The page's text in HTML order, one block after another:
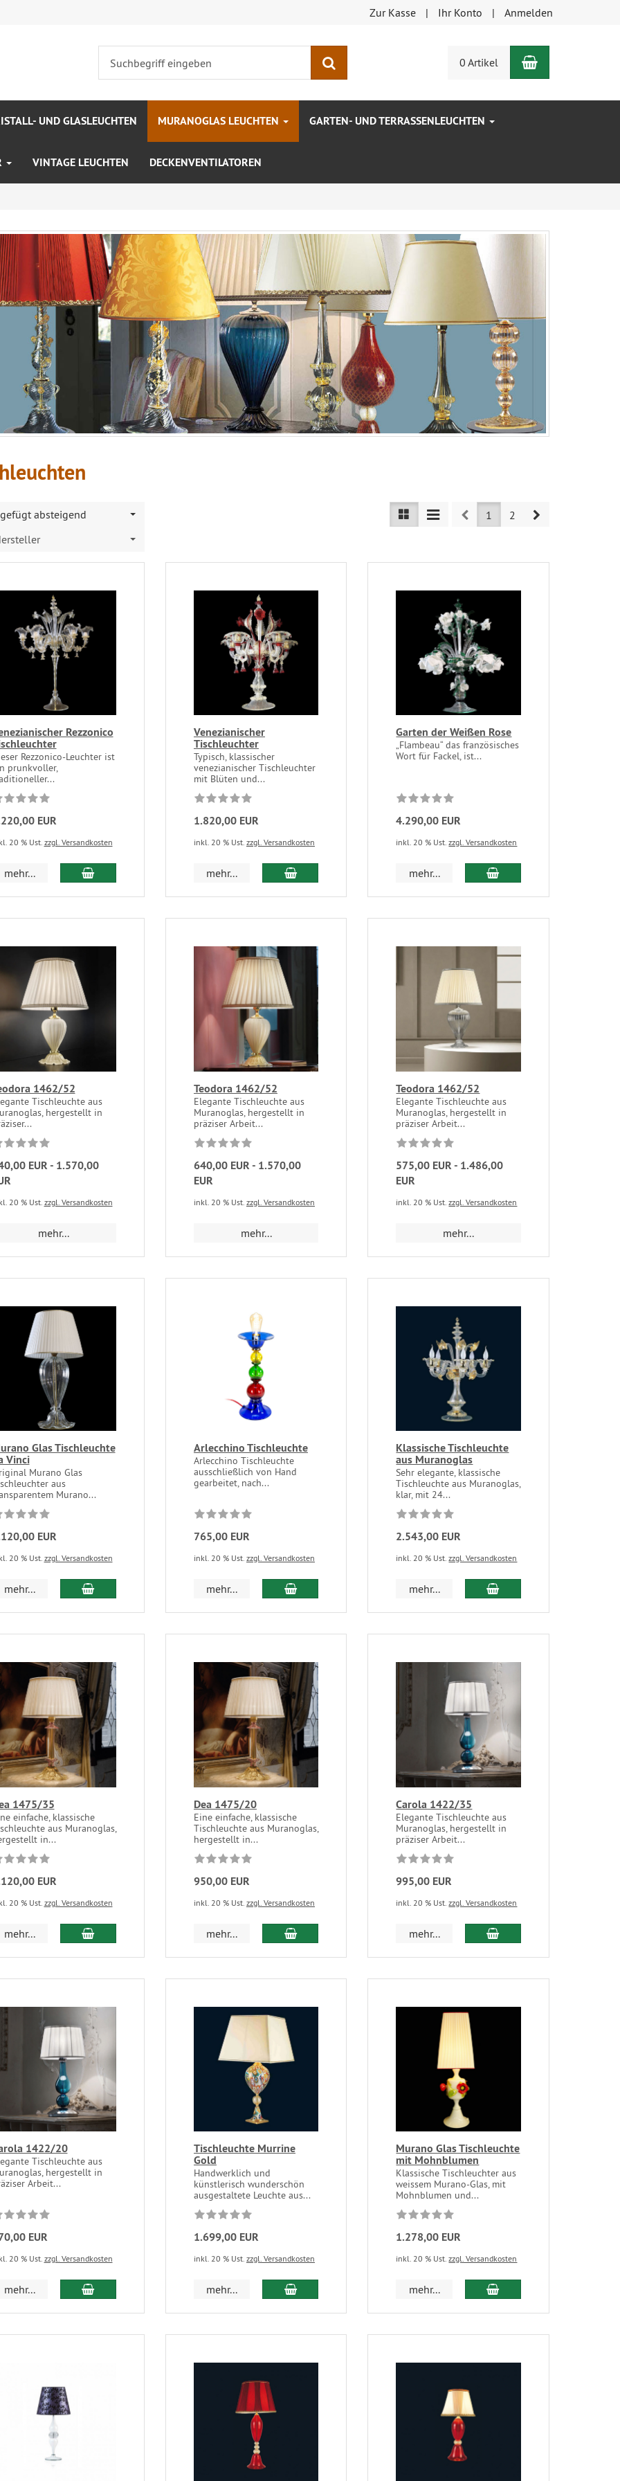
Zur Kasse Ihr Konto Anmelden
0 Artikel Warenkorb
UND GLASLEUCHTEN MURANOGLAS LEUCHTEN GARTEN- UND TERRASSENLEUCHTEN
VINTAGE LEUCHTEN DECKENVENTILATOREN
absteigend
Prev1 2 Next
Rezzonico
Rezzonico-Leuchter ist
prunkvoller,
EUR
20 % Ust. zzgl. Versandkosten
mehr...
Venezianischer
Tischleuchter
Typisch, klassischer
venezianischer Tischleuchter
mit Blüten und...
1.820,00 EUR
inkl. 20 % Ust. zzgl. Versandkosten
mehr...
Garten der Weißen Rose
„Flambeau“ das französisches
Wort für Fackel, ist...
4.290,00 EUR
inkl. 20 % Ust.zzgl. Versandkosten
mehr...
1462/52
Tischleuchte aus
hergestellt in
EUR - 1.570,00
20 % Ust. zzgl. Versandkosten
mehr...
Teodora 1462/52
Elegante Tischleuchte aus
Muranoglas, hergestellt in
präziser Arbeit...
640,00 EUR - 1.570,00
EUR
inkl. 20 % Ust. zzgl. Versandkosten
mehr...
Teodora 1462/52
Elegante Tischleuchte aus
Muranoglas, hergestellt in
präziser Arbeit...
575,00 EUR - 1.486,00
EUR
inkl. 20 % Ust.zzgl. Versandkosten
mehr...
Glas Tischleuchte
Vinci
Murano Glas
aus
Murano...
EUR
20 % Ust. zzgl. Versandkosten
mehr...
Arlecchino Tischleuchte
Arlecchino Tischleuchte
ausschließlich von Hand
gearbeitet, nach...
765,00 EUR
inkl. 20 % Ust. zzgl. Versandkosten
mehr...
Klassische Tischleuchte
aus Muranoglas
Sehr elegante, klassische
Tischleuchte aus Muranoglas,
klar, mit 24...
2.543,00 EUR
inkl. 20 % Ust.zzgl. Versandkosten
mehr...
1475/35
einfache, klassische
aus Muranoglas,
in...
EUR
20 % Ust. zzgl. Versandkosten
mehr...
Dea 1475/20
Eine einfache, klassische
Tischleuchte aus Muranoglas,
hergestellt in...
950,00 EUR
inkl. 20 % Ust. zzgl. Versandkosten
mehr...
Carola 1422/35
Elegante Tischleuchte aus
Muranoglas, hergestellt in
präziser Arbeit...
995,00 EUR
inkl. 20 % Ust.zzgl. Versandkosten
mehr...
1422/20
Tischleuchte aus
hergestellt in
Arbeit...
EUR
20 % Ust. zzgl. Versandkosten
mehr...
Tischleuchte Murrine
Gold
Handwerklich und
künstlerisch wunderschön
ausgestaltete Leuchte aus...
1.699,00 EUR
inkl. 20 % Ust. zzgl. Versandkosten
mehr...
Murano Glas Tischleuchte
mit Mohnblumen
Klassische Tischleuchter aus
weissem Murano-Glas, mit
Mohnblumen und...
1.278,00 EUR
inkl. 20 % Ust.zzgl. Versandkosten
mehr...